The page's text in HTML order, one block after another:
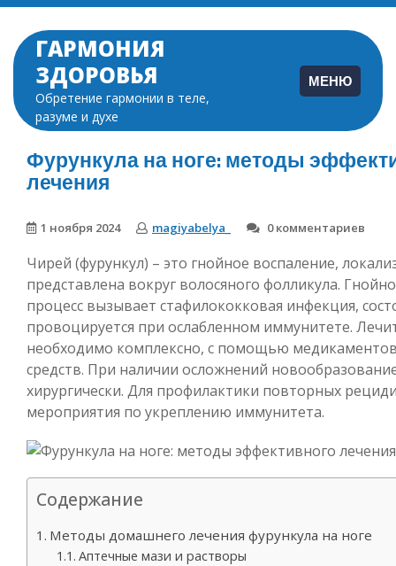
Перейти
содержимому
ГАРМОНИЯ
ЗДОРОВЬЯ
Обретение гармонии в теле,
разуме и духе
МЕНЮ
Фурункула на ноге: методы
лечения
1 ноября 2024 magiyabelya_ 0 комментариев
Чирей (фурункул) – это гнойное воспаление,
представлена вокруг волосяного фолликула.
процесс вызывает стафилококковая инфекция,
провоцируется при ослабленном иммунитете.
необходимо комплексно, с помощью
средств. При наличии осложнений
хирургически. Для профилактики повторных
мероприятия по укреплению иммунитета.
Содержание
Методы домашнего лечения фурункула на ноге
Аптечные мази и растворы